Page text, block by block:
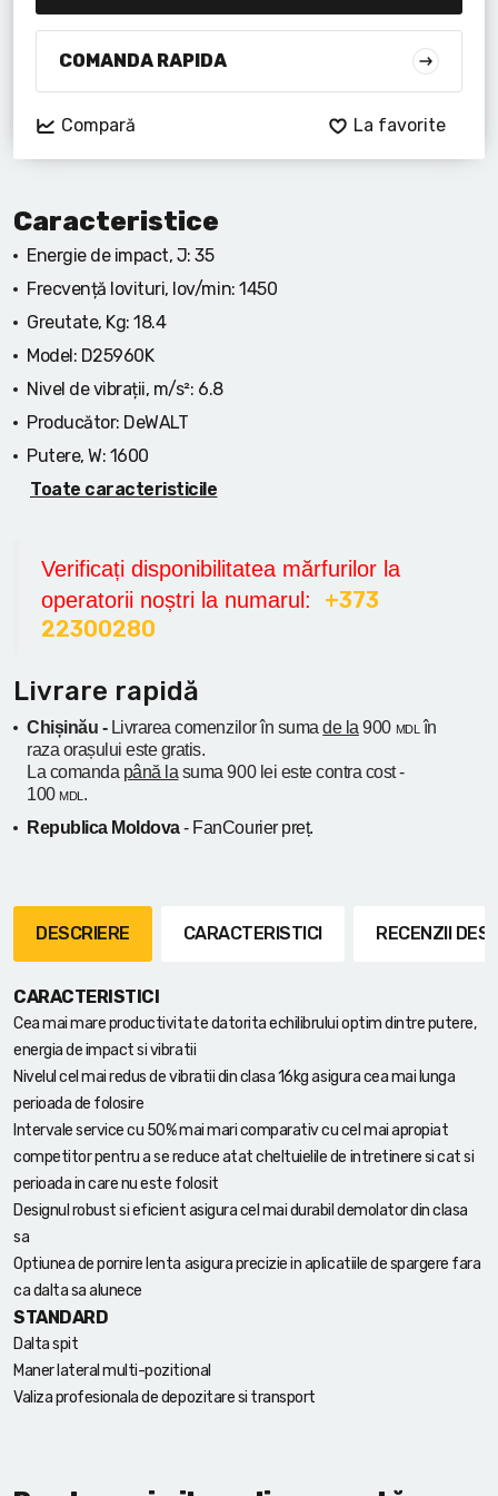
Seturi de scule cu acumulator
Caracteristice
Energie de impact, J: 35
Frecvență lovituri, lov/min: 1450
Greutate, Kg: 18.4
Model: D25960K
Nivel de vibrații, m/s²: 6.8
Producător: DeWALT
Putere, W: 1600
Toate caracteristicile
Verificați disponibilitatea mărfurilor la
operatorii noștri la numarul: +373
22300280
Livrare rapidă
Chișinău - Livrarea comenzilor în sumade la 900 MDL în
raza orașului este gratis.
La comanda până la suma 900 lei este contra cost -
100 MDL .
Republica Moldova- FanCourier preț.
COMANDA RAPIDA
Compară La favorite
DESCRIERE CARACTERISTICI RECENZII
CARACTERISTICI
Cea mai mare productivitate datorita echilibrului optim dintre putere,
energia de impact si vibratii
Nivelul cel mai redus de vibratii din clasa 16kg asigura cea mai lunga
perioada de folosire
Intervale service cu 50% mai mari comparativ cu cel mai apropiat
competitor pentru a se reduce atat cheltuielile de intretinere si cat si
perioada in care nu este folosit
Designul robust si eficient asigura cel mai durabil demolator din clasa
sa
Optiunea de pornire lenta asigura precizie in aplicatiile de spargere fara
ca dalta sa alunece
STANDARD
Dalta spit
Maner lateral multi-pozitional
Valiza profesionala de depozitare si transport